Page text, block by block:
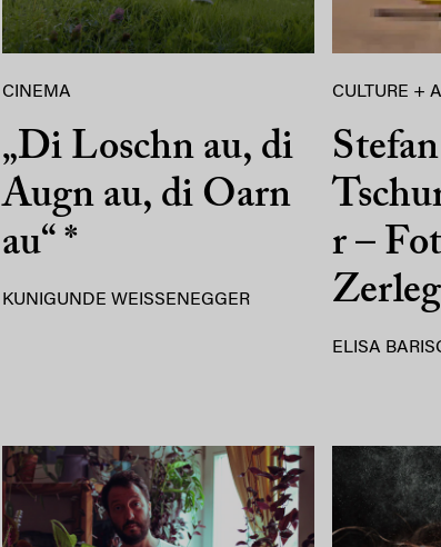
CINEMA
„Di Loschn au, di
Augn au, di Oarn
au“ *
KUNIGUNDE WEISSENEGGER
CULTURE +
Stefan
r –
ELISA